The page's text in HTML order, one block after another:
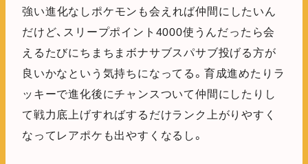
強い進化なしポケモンも会えれば仲間にしたいん
だけど、スリープポイント4000使うんだったら会
えるたびにちまちまボナサブスパサブ投げる方が
良いかなという気持ちになってる。育成進めたりラ
ッキーで進化後にチャンスついて仲間にしたりし
て戦力底上げすればするだけランク上がりやすく
なってレアポケも出やすくなるし。